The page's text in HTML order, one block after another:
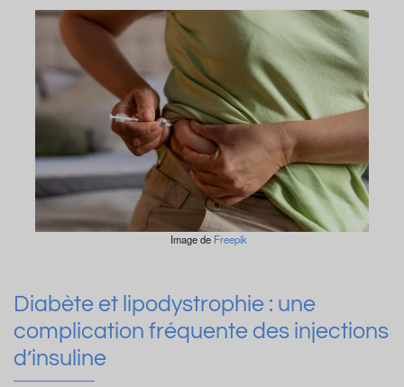
Image de Freepik
Diabète et lipodystrophie : une
complication fréquente des injections
d’insuline